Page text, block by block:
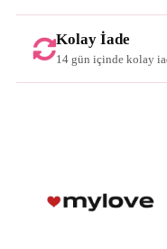
Kolay İade
14 gün içinde kolay